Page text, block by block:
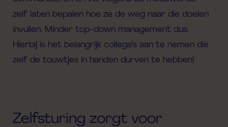
zelf laten bepalen hoe ze de weg naar die doelen
invullen. Minder top-down management dus.
Hierbij is het belangrijk collega’s aan te nemen die
zelf de touwtjes in handen durven te hebben!
Zelfsturing zorgt voor